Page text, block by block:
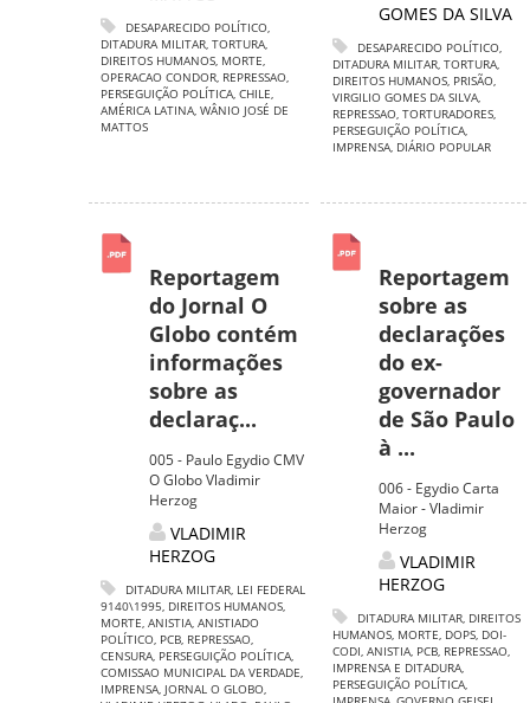
DESAPARECIDO POLÍTICO,
DITADURA MILITAR, TORTURA,
DIREITOS HUMANOS, MORTE,
OPERACAO CONDOR, REPRESSAO,
PERSEGUIÇÃO POLÍTICA, CHILE,
AMÉRICA LATINA, WÂNIO JOSÉ DE
MATTOS
GOMES DA SILVA
DESAPARECIDO POLÍTICO,
DITADURA MILITAR, TORTURA,
DIREITOS HUMANOS, PRISÃO,
VIRGILIO GOMES DA SILVA,
REPRESSAO, TORTURADORES,
PERSEGUIÇÃO POLÍTICA,
IMPRENSA, DIÁRIO POPULAR
Reportagem
do Jornal O
Globo contém
informações
sobre as
declaraç...
005 - Paulo Egydio CMV
O Globo Vladimir
Herzog
VLADIMIR
HERZOG
DITADURA MILITAR, LEI FEDERAL
9140\1995, DIREITOS HUMANOS,
MORTE, ANISTIA, ANISTIADO
POLÍTICO, PCB, REPRESSAO,
CENSURA, PERSEGUIÇÃO POLÍTICA,
COMISSAO MUNICIPAL DA VERDADE,
IMPRENSA, JORNAL O GLOBO,
Reportagem
sobre as
declarações
do ex-
governador
de São Paulo
à ...
006 - Egydio Carta
Maior - Vladimir
Herzog
VLADIMIR
HERZOG
DITADURA MILITAR, DIREITOS
HUMANOS, MORTE, DOPS, DOI-
CODI, ANISTIA, PCB, REPRESSAO,
IMPRENSA E DITADURA,
PERSEGUIÇÃO POLÍTICA,